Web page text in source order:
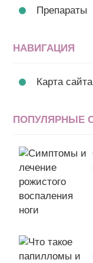
Препараты
НАВИГАЦИЯ
Карта сайта
ПОПУЛЯРНЫЕ